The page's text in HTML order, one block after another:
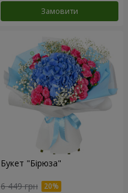
Замовити
Букет "Бірюза"
6 449 грн